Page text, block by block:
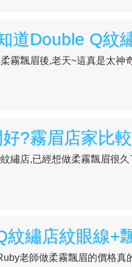
霧飄眉後,老天~這真是太神
繡店,已經想做柔霧飄眉很
老師做柔霧飄眉的價格真